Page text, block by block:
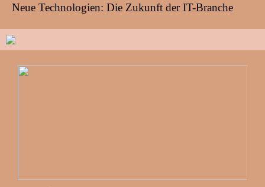
Neue Technologien: Die Zukunft der IT-Branche